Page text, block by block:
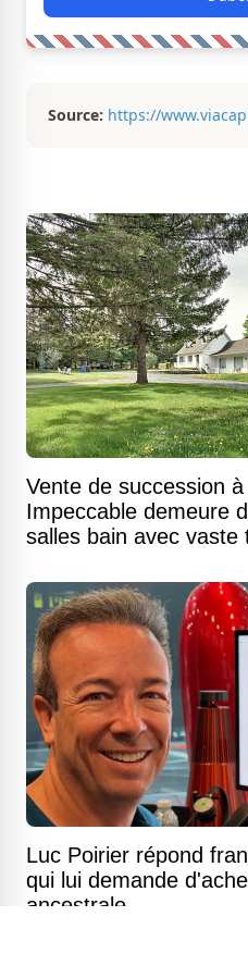
Source: https://
Vente de succession
Impeccable demeure
salles bain avec vaste
Luc Poirier répond
qui lui demande
ancestrale